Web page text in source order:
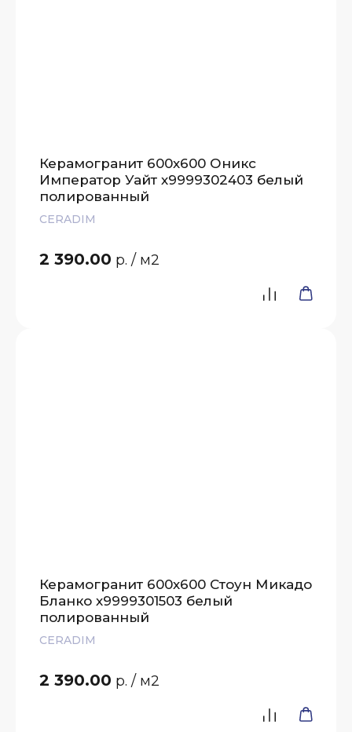
Керамогранит 600х600 Оникс
Император Уайт х9999302403 белый
полированный
CERADIM
2 390.00 р. / м2
Керамогранит 600х600 Стоун Микадо
Бланко х9999301503 белый
полированный
CERADIM
2 390.00 р. / м2